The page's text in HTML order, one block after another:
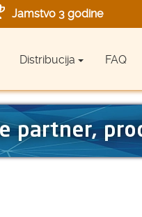
Jamstvo 3 godine
in Germany
Made in Germany
Distribucija FAQ